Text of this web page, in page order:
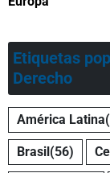
Etiquetas
Derecho
América Latina
Brasil (56)